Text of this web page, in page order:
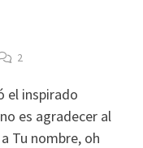
2
el inspirado
es agradecer al
Tu nombre, oh